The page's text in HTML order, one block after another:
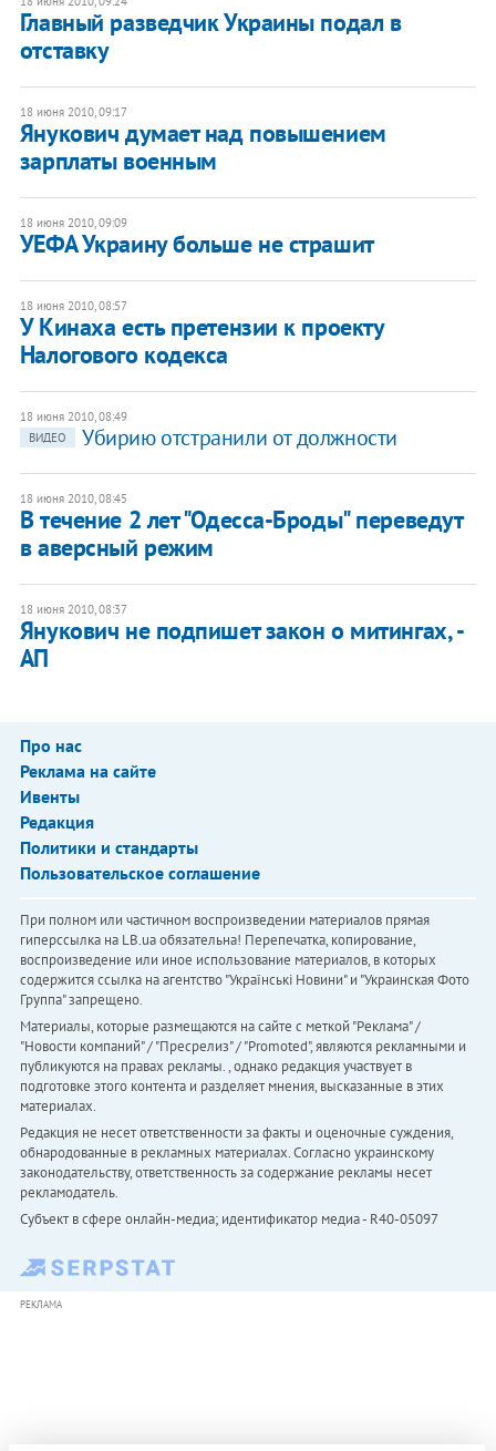
Главный разведчик Украины подал в
отставку
18 июня 2010, 09:17
Янукович думает над повышением
зарплаты военным
18 июня 2010, 09:09
УЕФА Украину больше не страшит
18 июня 2010, 08:57
У Кинаха есть претензии к проекту
Налогового кодекса
18 июня 2010, 08:49
ВИДЕО
Убирию отстранили от должности
18 июня 2010, 08:45
В течение 2 лет "Одесса-Броды" переведут
в аверсный режим
18 июня 2010, 08:37
Янукович не подпишет закон о митингах, -
АП
Про нас
Реклама на сайте
Ивенты
Редакция
Политики и стандарты
Пользовательское соглашение
При полном или частичном воспроизведении материалов прямая
гиперссылка на LB.ua обязательна! Перепечатка, копирование,
воспроизведение или иное использование материалов, в которых
содержится ссылка на агентство "Українськi Новини" и "Украинская Фото
Группа" запрещено.
Материалы, которые размещаются на сайте с меткой "Реклама" /
"Новости компаний" / "Пресрелиз" / "Promoted", являются рекламными и
публикуются на правах рекламы. , однако редакция участвует в
подготовке этого контента и разделяет мнения, высказанные в этих
материалах.
Редакция не несет ответственности за факты и оценочные суждения,
обнародованные в рекламных материалах. Согласно украинскому
законодательству, ответственность за содержание рекламы несет
рекламодатель.
Субъект в сфере онлайн-медиа; идентификатор медиа - R40-05097
РЕКЛАМА